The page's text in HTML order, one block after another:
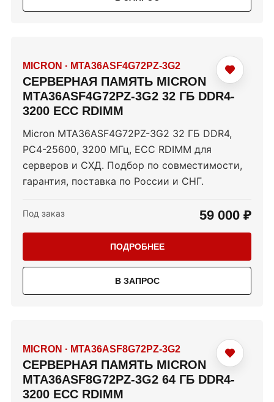
MICRON · MTA36ASF4G72PZ-3G2
СЕРВЕРНАЯ ПАМЯТЬ MICRON
MTA36ASF4G72PZ-3G2 32 ГБ DDR4-
3200 ECC RDIMM
Micron MTA36ASF4G72PZ-3G2 32 ГБ DDR4,
PC4-25600, 3200 МГц, ECC RDIMM для
серверов и СХД. Подбор по совместимости,
гарантия, поставка по России и СНГ.
Под заказ 59 000 ₽
ПОДРОБНЕЕ
В ЗАПРОС
MICRON · MTA36ASF8G72PZ-3G2
СЕРВЕРНАЯ ПАМЯТЬ MICRON
MTA36ASF8G72PZ-3G2 64 ГБ DDR4-
3200 ECC RDIMM